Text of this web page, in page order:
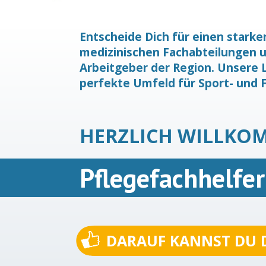
Entscheide Dich für einen
medizinischen Fachabteilungen
Arbeitgeber der Region. Unsere
perfekte Umfeld für Sport- und
HERZLICH
DARAUF KANNST DU